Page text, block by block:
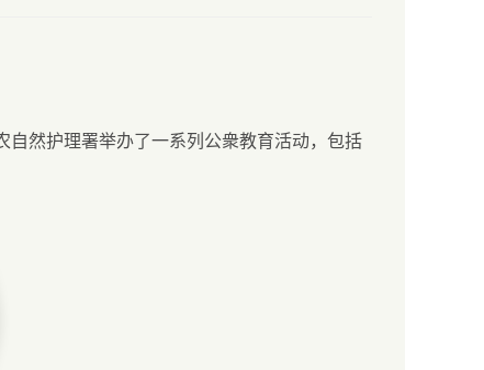
自然护理署举办了一系列公衆教育活动，包括